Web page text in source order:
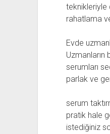
teknikleriyle
rahatlama
Evde
serumları
parlak ve
serum
pratik hale
istediğiniz